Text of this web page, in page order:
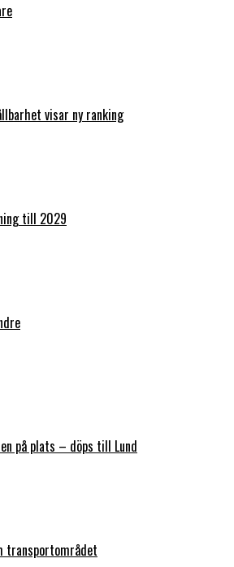
visar ny ranking
till 2029
på plats – döps till Lund
transportområdet